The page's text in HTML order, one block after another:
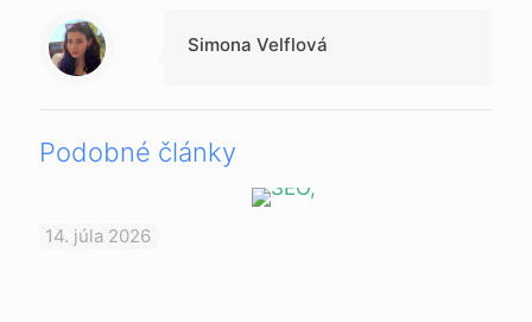
Simona Velflová
Podobné články
14. júla 2026